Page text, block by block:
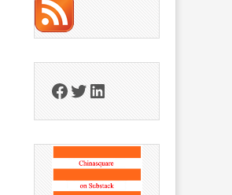
Facebook
Twitter
LinkedIn